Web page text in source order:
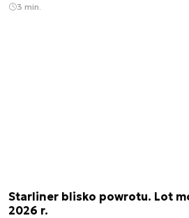
3 min.
Starliner blisko powrotu. Lot
2026 r.